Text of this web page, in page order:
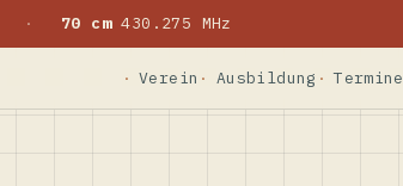
· 70 cm430.275 MHz
Verein Ausbildung Termine